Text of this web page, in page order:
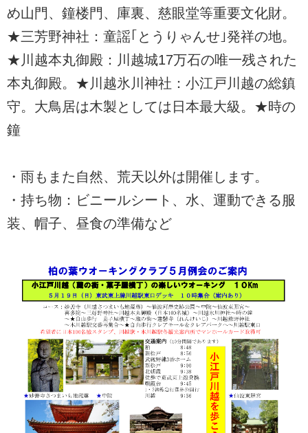
め山門、鐘楼門、庫裏、慈眼堂等重要文化財。
★三芳野神社：童謡｢とうりゃんせ｣発祥の地。
★川越本丸御殿：川越城17万石の唯一残された
本丸御殿。★川越氷川神社：小江戸川越の総鎮
守。大鳥居は木製としては日本最大級。★時の
鐘
・雨もまた自然、荒天以外は開催します。
・持ち物：ビニールシート、水、運動できる服
装、帽子、昼食の準備など